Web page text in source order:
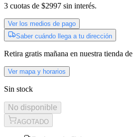
3 cuotas de $2997 sin interés.
Ver los medios de pago
Saber cuándo llega a tu dirección
Retira gratis mañana en nuestra tienda de
Ver mapa y horarios
Sin stock
No disponible
AGOTADO